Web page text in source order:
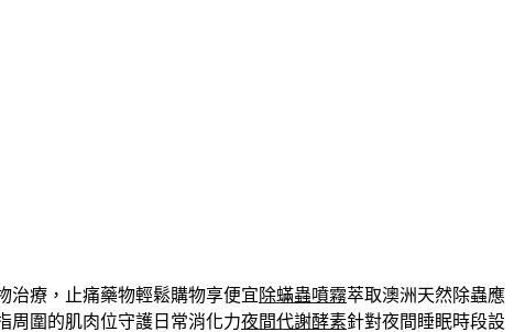
治療，止痛藥物輕鬆購物享便宜除蟎蟲噴霧萃取澳洲天然除蟲應
周圍的肌肉位守護日常消化力夜間代謝酵素針對夜間睡眠時段設